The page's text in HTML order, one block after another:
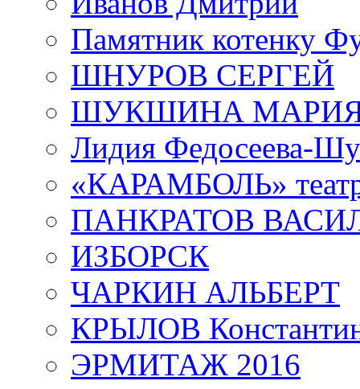
Памятник котенку
ШНУРОВ СЕРГЕЙ
ШУКШИНА
Лидия Федосеева-
«КАРАМБОЛЬ»
ПАНКРАТОВ
ИЗБОРСК
ЧАРКИН АЛЬБЕРТ
КРЫЛОВ
ЭРМИТАЖ 2016